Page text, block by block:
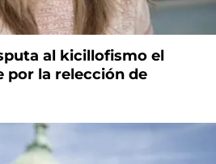
al kicillofismo el
por la relección de